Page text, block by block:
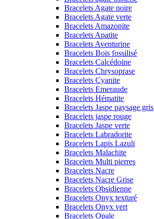
Bracelets Agate noire
Bracelets Agate verte
Bracelets Amazonite
Bracelets Apatite
Bracelets Aventurine
Bracelets Bois fossilisé
Bracelets Calcédoine
Bracelets Chrysoprase
Bracelets Cyanite
Bracelets Emeraude
Bracelets Hématite
Bracelets Jaspe paysage gris
Bracelets jaspe rouge
Bracelets Jaspe verte
Bracelets Labradorite
Bracelets Lapis Lazuli
Bracelets Malachite
Bracelets Multi pierres
Bracelets Nacre
Bracelets Nacre Grise
Bracelets Obsidienne
Bracelets Onyx texturé
Bracelets Onyx vert
Bracelets Opale